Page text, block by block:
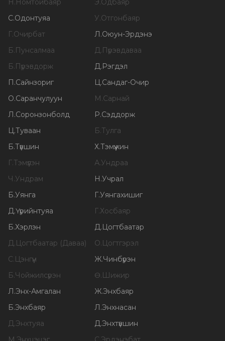
Н.Номтойбаяр Э.Одбаяр
С.Одонтуяа У.Отгонбаяр
Г.Очирбат Л.Оюун-Эрдэнэ
Б.Пунсалмаа Д.Пүрэвдаваа
Б.Пүрэвдорж Д.Рэгдэл
П.Сайнзориг Ц.Сандаг-Очир
О.Саранчулуун М.Сарнай
Л.Соронзонболд Р.Сэддорж
Ц.Туваан Б.Тулга
Б.Түвшин Х.Тэмүүжин
Г.Тэмүүлэн А.Ундраа
Ч.Ундрам Н.Учрал
Б.Уянга Г.Уянгахишиг
Д.Үүрийнтуяа Г.Хосбаяр
Б.Хэрлэн Д.Цогтбаатар
Д.Цогтбаатар (Даваа) О.Цогтгэрэл
С.Цэнгүүн Ж.Чинбүрэн
Б.Чойжилсүрэн Ө.Шижир
Л.Энх-Амгалан Ж.Энхбаяр
Б.Энхбаяр Л.Энхнасан
Д.Энхтуяа Д.Энхтүвшин